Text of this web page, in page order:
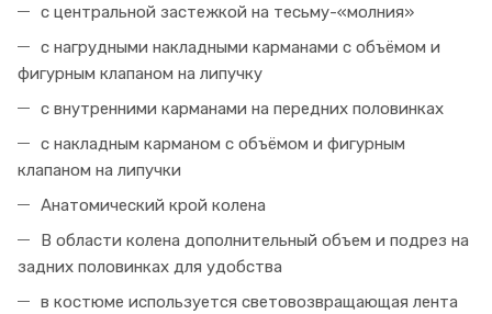
с центральной застежкой на тесьму-«молния»
с нагрудными накладными карманами с объёмом и
фигурным клапаном на липучку
с внутренними карманами на передних половинках
с накладным карманом с объёмом и фигурным
клапаном на липучки
Анатомический крой колена
В области колена дополнительный объем и подрез на
задних половинках для удобства
в костюме используется световозвращающая лента